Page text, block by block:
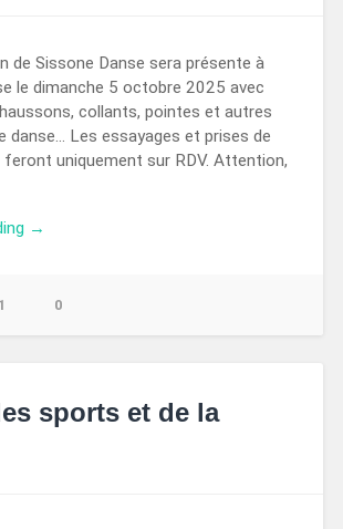
de Sissone Danse sera présente à
le dimanche 5 octobre 2025 avec
collants, pointes et autres
danse… Les essayages et prises de
uniquement sur RDV. Attention,
→
0
sports et de la